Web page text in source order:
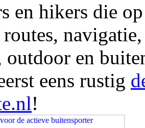
en hikers die
outdoor en
eens rustig
!